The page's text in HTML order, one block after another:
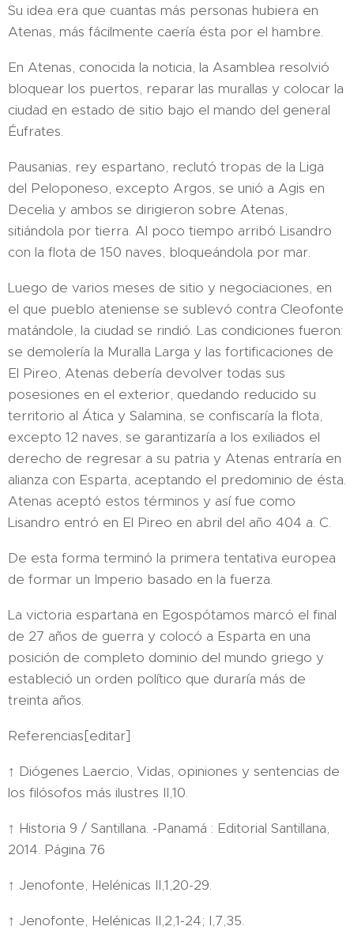
Su idea era que cuantas más personas hubiera en
Atenas, más fácilmente caería ésta por el hambre.
En Atenas, conocida la noticia, la Asamblea resolvió
bloquear los puertos, reparar las murallas y colocar la
ciudad en estado de sitio bajo el mando del general
Éufrates.
Pausanias, rey espartano, reclutó tropas de la Liga
del Peloponeso, excepto Argos, se unió a Agis en
Decelia y ambos se dirigieron sobre Atenas,
sitiándola por tierra. Al poco tiempo arribó Lisandro
con la flota de 150 naves, bloqueándola por mar.
Luego de varios meses de sitio y negociaciones, en
el que pueblo ateniense se sublevó contra Cleofonte
matándole, la ciudad se rindió. Las condiciones fueron:
se demolería la Muralla Larga y las fortificaciones de
El Pireo, Atenas debería devolver todas sus
posesiones en el exterior, quedando reducido su
territorio al Ática y Salamina, se confiscaría la flota,
excepto 12 naves, se garantizaría a los exiliados el
derecho de regresar a su patria y Atenas entraría en
alianza con Esparta, aceptando el predominio de ésta.
Atenas aceptó estos términos y así fue como
Lisandro entró en El Pireo​ en abril del año 404 a. C.
De esta forma terminó la primera tentativa europea
de formar un Imperio basado en la fuerza.
La victoria espartana en Egospótamos marcó el final
de 27 años de guerra y colocó a Esparta en una
posición de completo dominio del mundo griego y
estableció un orden político que duraría más de
treinta años.
Referencias[editar]
↑ Diógenes Laercio, Vidas, opiniones y sentencias de
los filósofos más ilustres II,10.
↑ Historia 9 / Santillana. -Panamá : Editorial Santillana,
2014. Página 76
↑ Jenofonte, Helénicas II,1,20-29.
↑ Jenofonte, Helénicas II,2,1-24; I,7,35.